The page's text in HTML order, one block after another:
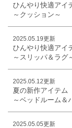
ひんやり快適アイ
～クッション～
2025.05.19更新
ひんやり快適アイ
～スリッパ＆ラグ
2025.05.12更新
夏の新作アイテム
～ベッドルーム＆
2025.05.05更新